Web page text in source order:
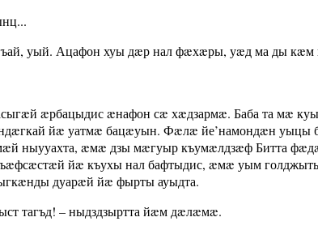
уый. Ацафон хуы дæр нал фæхæры, уæд ма ды кæм
æрбацыдис æнафон сæ хæдзармæ. Баба та мæ
йæ уатмæ бацæуын. Фæлæ йе’намондæн
ныууахта, æмæ дзы мæгуыр къумæлдзæф Битта
йæ къухы нал бафтыдис, æмæ уым
дуарæй йæ фырты ауыдта.
тагъд! – ныдздзыртта йæм дæлæмæ.